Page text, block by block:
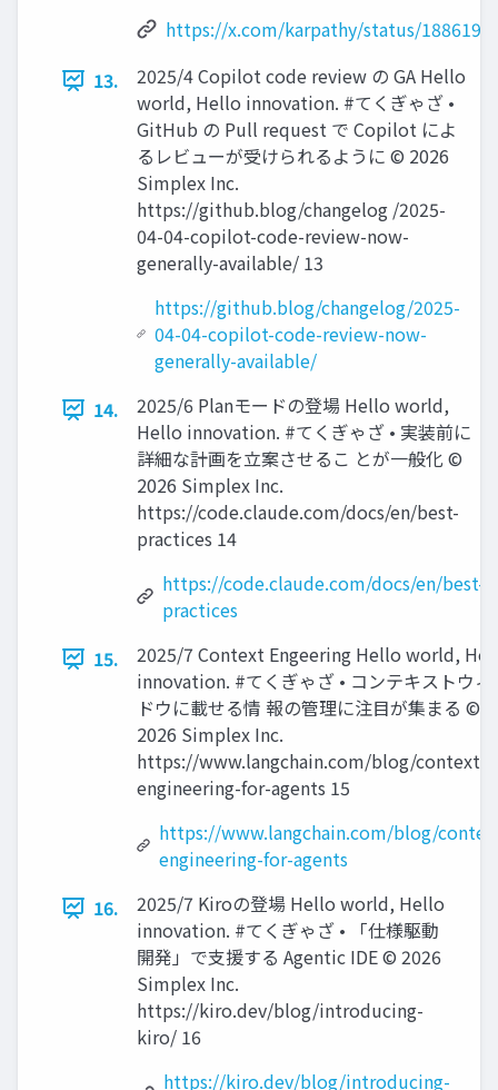
https://x.com/karpathy/status/
13.
2025/4 Copilot code review の GA Hello
world, Hello innovation. #てくぎゃざ •
GitHub の Pull request で Copilot によ
るレビューが受けられるように ©️ 2026
Simplex Inc.
https://github.blog/changelog /2025-
04-04-copilot-code-review-now-
generally-available/ 13
https://github.blog/changelog/2025-
04-04-copilot-code-review-now-
generally-available/
14.
2025/6 Planモードの登場 Hello world,
Hello innovation. #てくぎゃざ • 実装前に
詳細な計画を立案させるこ とが一般化 ©️
2026 Simplex Inc.
https://code.claude.com/docs/en/best-
practices 14
https://code.claude.com/docs/en/best-
practices
15.
2025/7 Context Engeering Hello world,
innovation. #てくぎゃざ • コンテキストウィ
ドウに載せる情 報の管理に注目が集まる ©️
2026 Simplex Inc.
https://www.langchain.com/blog/context-
engineering-for-agents 15
https://www.langchain.com/blog/
engineering-for-agents
16.
2025/7 Kiroの登場 Hello world, Hello
innovation. #てくぎゃざ • 「仕様駆動
開発」で支援する Agentic IDE ©️ 2026
Simplex Inc.
https://kiro.dev/blog/introducing-
kiro/ 16
https://kiro.dev/blog/introducing-